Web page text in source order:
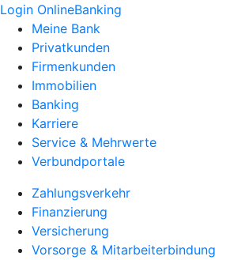
Login OnlineBanking
Meine Bank
Privatkunden
Firmenkunden
Immobilien
Banking
Karriere
Service & Mehrwerte
Verbundportale
Zahlungsverkehr
Finanzierung
Versicherung
Vorsorge & Mitarbeiterbindung